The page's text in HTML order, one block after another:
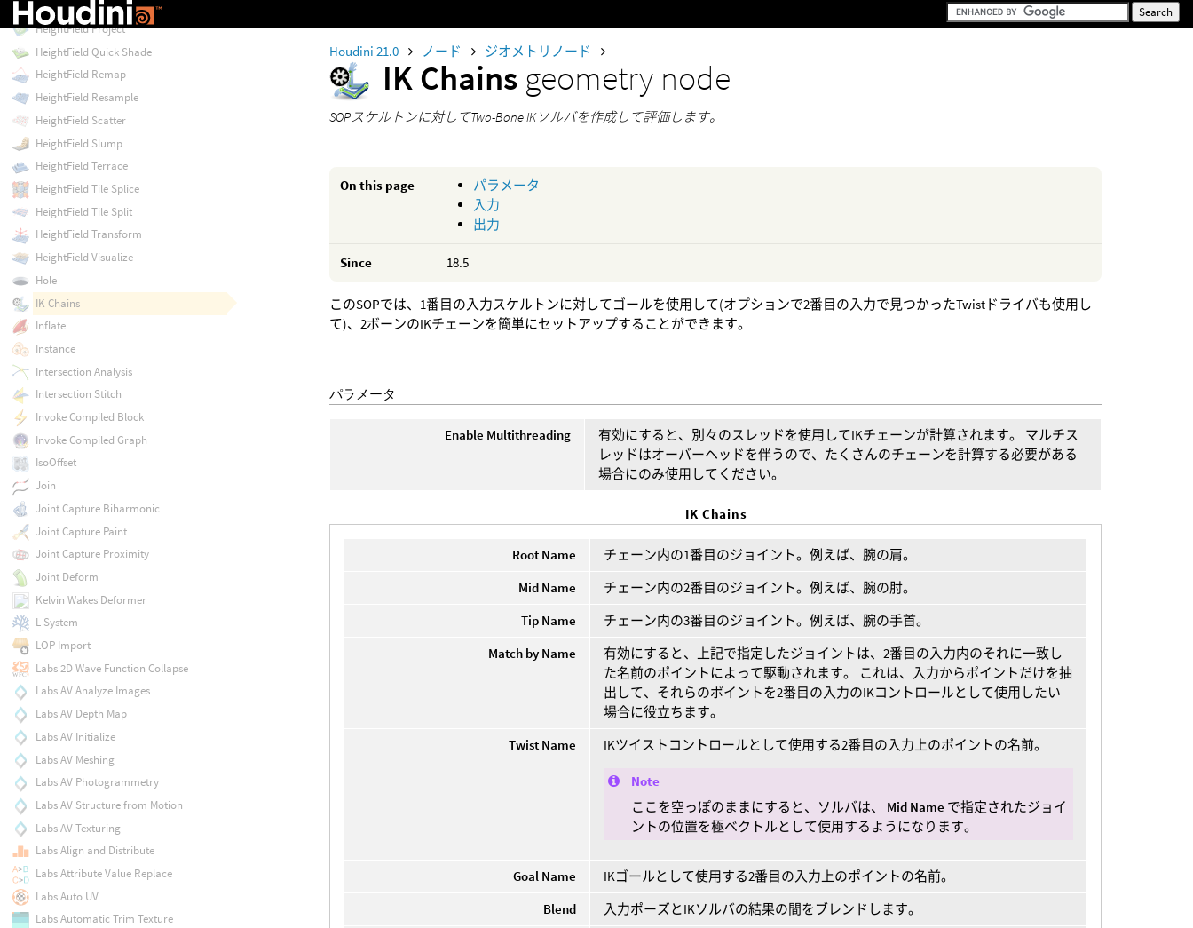
Houdini 21.0 ノード ジオメトリノード
IK Chains geometry node
SOPスケルトンに対してTwo-Bone IKソルバを作成して評価します。
On this page
パラメータ
入力
出力
Since 18.5
このSOPでは、1番目の入力スケルトンに対してゴールを使用して(オプションで2番目の入力で見つかったTwistドライバも使用し
て)、2ボーンのIKチェーンを簡単にセットアップすることができます。
パラメータ
Enable Multithreading
有効にすると、別々のスレッドを使用してIKチェーンが計算されます。 マルチス
レッドはオーバーヘッドを伴うので、たくさんのチェーンを計算する必要がある
場合にのみ使用してください。
IK Chains
Root Name
チェーン内の1番目のジョイント。例えば、腕の肩。
Mid Name
チェーン内の2番目のジョイント。例えば、腕の肘。
Tip Name
チェーン内の3番目のジョイント。例えば、腕の手首。
Match by Name
有効にすると、上記で指定したジョイントは、2番目の入力内のそれに一致し
た名前のポイントによって駆動されます。 これは、入力からポイントだけを抽
出して、それらのポイントを2番目の入力のIKコントロールとして使用したい
場合に役立ちます。
Twist Name
IKツイストコントロールとして使用する2番目の入力上のポイントの名前。
Note
ここを空っぽのままにすると、ソルバは、 Mid Name で指定されたジョイ
ントの位置を極ベクトルとして使用するようになります。
Goal Name
IKゴールとして使用する2番目の入力上のポイントの名前。
Blend
入力ポーズとIKソルバの結果の間をブレンドします。
HeightField Pattern
HeightField Project
HeightField Quick Shade
HeightField Remap
HeightField Resample
HeightField Scatter
HeightField Slump
HeightField Terrace
HeightField Tile Splice
HeightField Tile Split
HeightField Transform
HeightField Visualize
Hole
IK Chains
Inflate
Instance
Intersection Analysis
Intersection Stitch
Invoke Compiled Block
Invoke Compiled Graph
IsoOffset
Join
Joint Capture Biharmonic
Joint Capture Paint
Joint Capture Proximity
Joint Deform
Kelvin Wakes Deformer
L-System
LOP Import
Labs 2D Wave Function Collapse
Labs AV Analyze Images
Labs AV Depth Map
Labs AV Initialize
Labs AV Meshing
Labs AV Photogrammetry
Labs AV Structure from Motion
Labs AV Texturing
Labs Align and Distribute
Labs Attribute Value Replace
Labs Auto UV
Labs Automatic Trim Texture